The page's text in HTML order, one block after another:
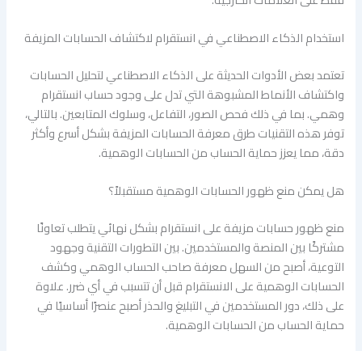
استخدام الذكاء الاصطناعي في انستقرام لاكتشاف الحسابات المزيفة
تعتمد بعض الأدوات الحديثة على الذكاء الاصطناعي لتحليل الحسابات
واكتشاف الأنماط المشبوهة التي تدل على وجود حساب انستقرام
وهمي. بما في ذلك فحص الصور، التفاعل، وسلوك المتابعين. بالتالي،
توفر هذه التقنيات طرق معرفة الحسابات المزيفة بشكل أسرع وأكثر
دقة، مما يعزز حماية الحساب من الحسابات الوهمية.
هل يمكن منع ظهور الحسابات الوهمية مستقبلاً؟
منع ظهور حسابات مزيفة على انستقرام بشكل نهائي يتطلب تعاونًا
مشتركًا بين المنصة والمستخدمين. بين التطورات التقنية وجهود
التوعية، أصبح من السهل معرفة صاحب الحساب الوهمي وكشف
الحسابات الوهمية على الانستقرام قبل أن تتسبب في أي ضرر. علاوة
على ذلك، دور المستخدمين في التبليغ والحذر أصبح عنصرًا أساسيًا في
حماية الحساب من الحسابات الوهمية.